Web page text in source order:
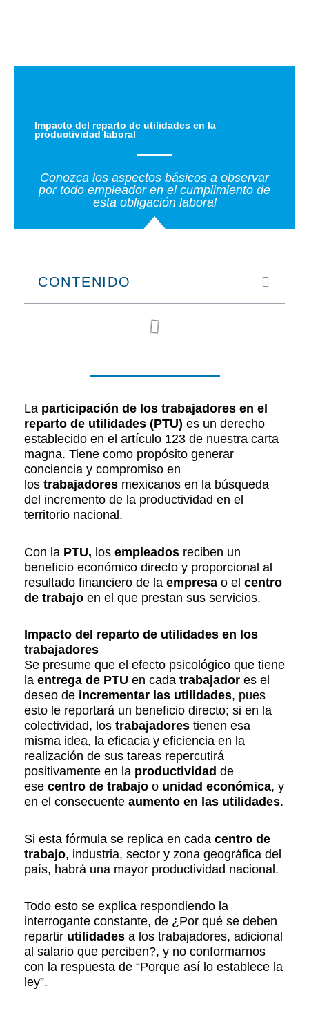
Impacto del reparto de utilidades en la
productividad laboral
Conozca los aspectos básicos a observar
por todo empleador en el cumplimiento de
esta obligación laboral
CONTENIDO
La participación de los trabajadores en el
reparto de utilidades (PTU) es un derecho
establecido en el artículo 123 de nuestra carta
magna. Tiene como propósito generar
conciencia y compromiso en
los trabajadores mexicanos en la búsqueda
del incremento de la productividad en el
territorio nacional.
Con la PTU, los empleados reciben un
beneficio económico directo y proporcional al
resultado financiero de la empresa o el centro
de trabajo en el que prestan sus servicios.
Impacto del reparto de utilidades en los
trabajadores
Se presume que el efecto psicológico que tiene
la entrega de PTU en cada trabajador es el
deseo de incrementar las utilidades, pues
esto le reportará un beneficio directo; si en la
colectividad, los trabajadores tienen esa
misma idea, la eficacia y eficiencia en la
realización de sus tareas repercutirá
positivamente en la productividad de
ese centro de trabajo o unidad económica, y
en el consecuente aumento en las utilidades.
Si esta fórmula se replica en cada centro de
trabajo, industria, sector y zona geográfica del
país, habrá una mayor productividad nacional.
Todo esto se explica respondiendo la
interrogante constante, de ¿Por qué se deben
repartir utilidades a los trabajadores, adicional
al salario que perciben?, y no conformarnos
con la respuesta de “Porque así lo establece la
ley”.